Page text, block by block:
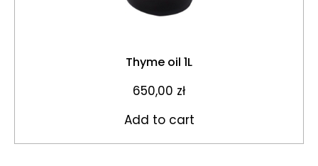
Thyme oil 1L
650,00 zł
Add to cart